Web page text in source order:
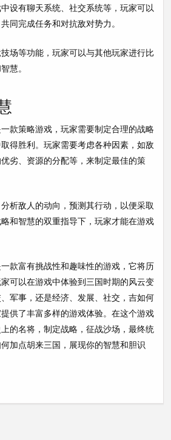
设有聊天系统、社交系统等，玩家可以
同完成任务和对抗敌对势力。
场等功能，玩家可以与其他玩家进行比
慧。
款策略游戏，玩家需要制定合理的战略
得胜利。玩家需要考虑各种因素，如敌
劣、资源的分配等，来制定最佳的策
析敌人的动向，预测其行动，以便采取
和智慧的双重指导下，玩家才能在游戏
款富有挑战性和趣味性的游戏，它将历
可以在游戏中体验到三国时期的风云变
军事，还是经济、发展、社交，吉如何
供了丰富多样的游戏体验。在这个游戏
的名将，制定战略，征战沙场，最终统
加点胡来三国，展现你的智慧和胆识